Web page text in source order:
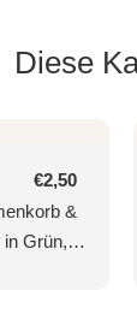
Diese
Normaler
Preis
€2,50
&
Grün,